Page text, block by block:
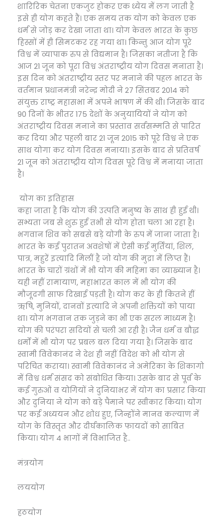
शारिरिक चेतना एकजुट होकर एक ध्येय में लग जाती है
इसे ही योग कहते हैं। एक समय तक योग को केवल एक
धर्म से जोड़ कर देखा जाता था। योग केवल भारत के कुछ
हिस्सों में ही सिमटकर रह गया था। किन्तु आज योग पूरे
विश्व में व्यापाक रुप से विद्यमान है। जिसका नतीजा है कि
आज 21 जून को पूरा विश्व अंतराष्ट्रीय योग दिवस मनाता है।
इस दिन को अंतराष्ट्रीय स्तर पर मनाने की पहल भारत के
वर्तमान प्रधानमंत्री नरेन्द्र मोदी ने 27 सिंतबर 2014 को
संयुक्त राष्ट्र महासभा में अपने भाषण में की थी। जिसके बाद
90 दिनों के भीतर 175 देशों के अनुयायियों ने योग को
अंतराष्ट्रीय दिवस मनाने का प्रस्ताव सर्वसम्मति से पारित
कर दिया और पहली बार 21 जून 2015 को पूरे विश्व ने एक
साथ योगा कर योग दिवस मनाया। इसके बाद से प्रतिवर्ष
21 जून को अंतराष्ट्रीय योग दिवस पूरे विश्व में मनाया जाता
है।
योग का इतिहास
कहा जाता है कि योग की उत्पति मनुष्य के साथ ही हुई थी।
सभ्यता जब से शुरु हुई तभी से योग होता चला आ रहा है।
भगवान शिव को सबसे बड़े योगी के रुप में जाना जाता है।
भारत के कई पुरातन अवशेषों में ऐसी कई मुर्तियां, शिल,
पात्र, महुरें इत्यादि मिलीं है जो योग की मुद्रा में लिप्त हैं।
भारत के चारों ग्रंथों में भी योग की महिमा का व्याख्यान है।
यही नहीं रामायाण, महाभारत काल में भी योग की
मौजूदगी साफ दिखाई पड़ती है। योग कर के ही कितने हीं
ऋषि, मुनियों, दानवों इत्यादि ने अपनी शक्तियों को पाया
था। योग भगवान तक जुड़ने का भी एक सरल माध्यम है।
योग की परंपरा सदियों से चली आ रही है। जैन धर्म व बौद्ध
धर्मों में भी योग पर प्रबल बल दिया गया है। जिसके बाद
स्वामी विवेकानंद ने देश ही नहीं विदेश को भी योग से
परिचित कराया। स्वामी विवेकानंद ने अमेरिका के शिकागो
में विश्व धर्म संसद को संबोधित किया। उसके बाद से पूर्व के
कई गुरुओं व योगियों ने दुनियाभर में योग का प्रसार किया
और दुनिया ने योग को बड़े पैमाने पर स्वीकार किया। योग
पर कई अध्ययन और शोध हुए, जिन्होंने मानव कल्याण में
योग के विस्तृत और दीर्घकालिक फायदों को साबित
किया। योग 4 भागों में विभाजित है..
मंत्रयोग
लययोग
हठयोग